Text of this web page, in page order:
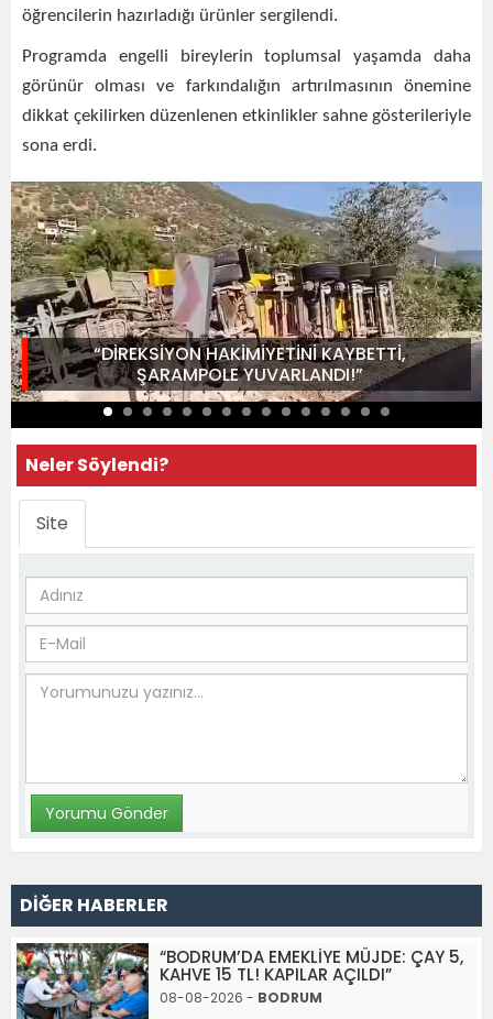
öğrencilerin hazırladığı ürünler sergilendi.
Programda engelli bireylerin toplumsal yaşamda daha
görünür olması ve farkındalığın artırılmasının önemine
dikkat çekilirken düzenlenen etkinlikler sahne gösterileriyle
sona erdi.
“DİREKSİYON HAKİMİYETİNİ KAYBETTİ,
ŞARAMPOLE YUVARLANDI!”
Neler Söylendi?
Site
DİĞER HABERLER
“BODRUM’DA EMEKLİYE MÜJDE: ÇAY 5,
KAHVE 15 TL! KAPILAR AÇILDI”
08-08-2026 - BODRUM